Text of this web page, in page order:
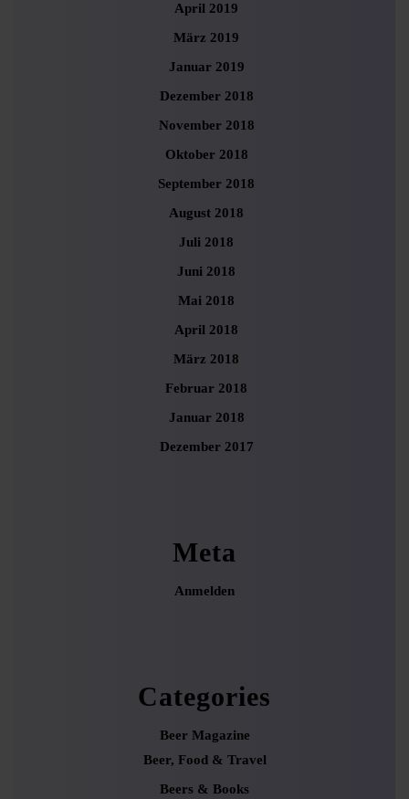
April 2019
März 2019
Januar 2019
Dezember 2018
November 2018
Oktober 2018
September 2018
August 2018
Juli 2018
Juni 2018
Mai 2018
April 2018
März 2018
Februar 2018
Januar 2018
Dezember 2017
Meta
Anmelden
Categories
Beer Magazine
Beer, Food & Travel
Beers & Books